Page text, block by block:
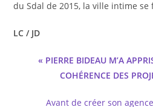
du Sdal de 2015, la ville intime
LC / JD
« PIERRE BIDEAU M’A
COHÉRENCE DES
Avant de créer son